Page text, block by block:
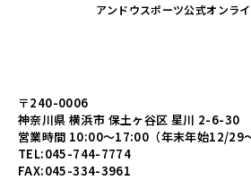
アンドウスポーツ公式オンラ
〒240-0006
神奈川県 横浜市 保土ヶ谷区 星川 2-6-30
営業時間 10:00～17:00（年末年始12/29
TEL:045-744-7774
FAX:045-334-3961